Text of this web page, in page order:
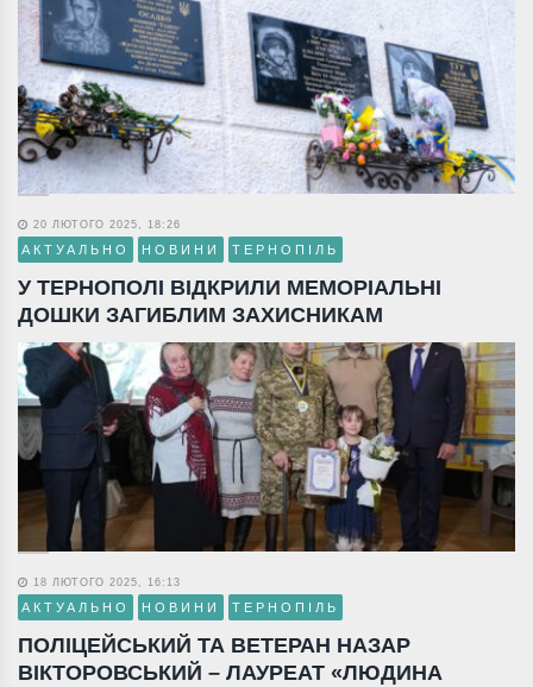
20 ЛЮТОГО 2025, 18:26
АКТУАЛЬНО НОВИНИ ТЕРНОПІЛЬ
У ТЕРНОПОЛІ ВІДКРИЛИ МЕМОРІАЛЬНІ
ДОШКИ ЗАГИБЛИМ ЗАХИСНИКАМ
18 ЛЮТОГО 2025, 16:13
АКТУАЛЬНО НОВИНИ ТЕРНОПІЛЬ
ПОЛІЦЕЙСЬКИЙ ТА ВЕТЕРАН НАЗАР
ВІКТОРОВСЬКИЙ – ЛАУРЕАТ «ЛЮДИНА